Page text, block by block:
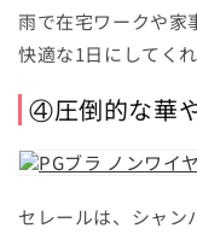
雨で在宅ワークや家
快適な1日にしてくれ
④圧倒的な華
セレールは、シャン